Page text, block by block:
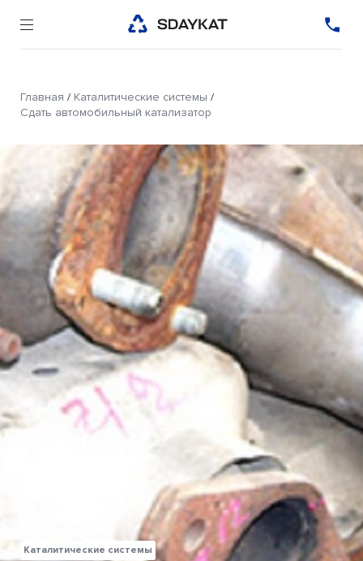
Главная / Каталитические системы /
Сдать автомобильный катализатор
Каталитические системы